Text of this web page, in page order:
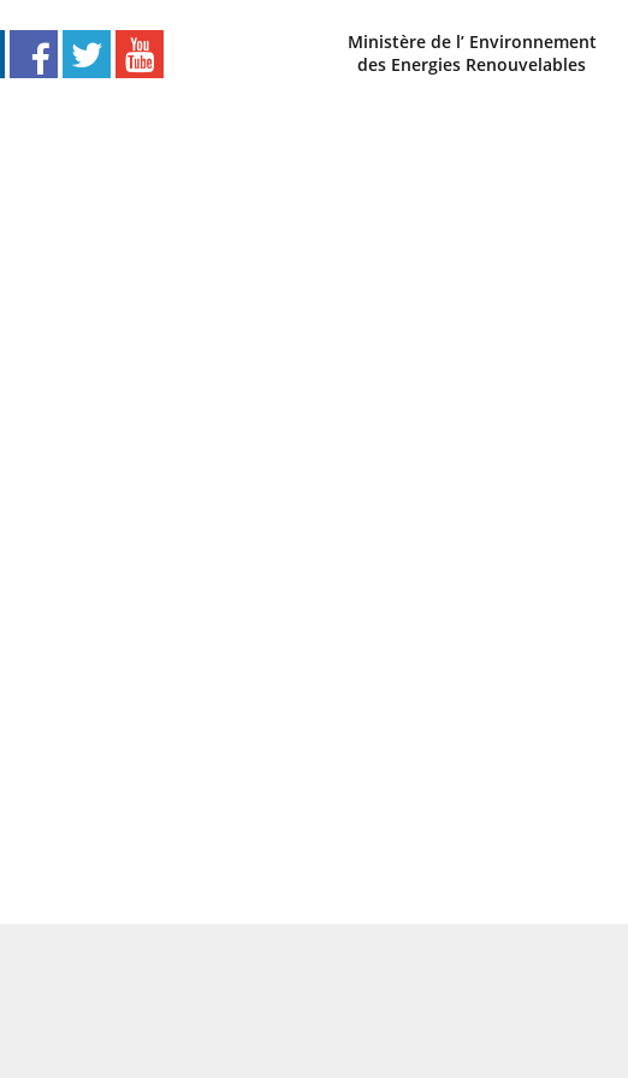
Ministère de l’ Environnement
des Energies Renouvelables